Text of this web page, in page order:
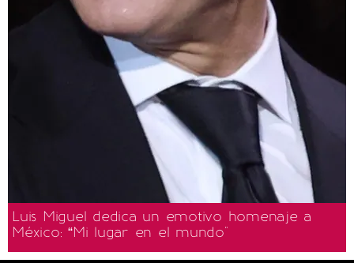
Luis Miguel dedica un emotivo homenaje a
México: “Mi lugar en el mundo"